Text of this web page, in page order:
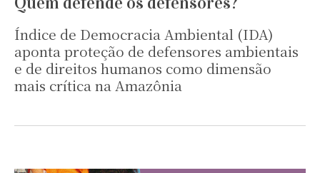
Índice de Democracia Ambiental (IDA)
aponta proteção de defensores ambientais
e de direitos humanos como dimensão
mais crítica na Amazônia